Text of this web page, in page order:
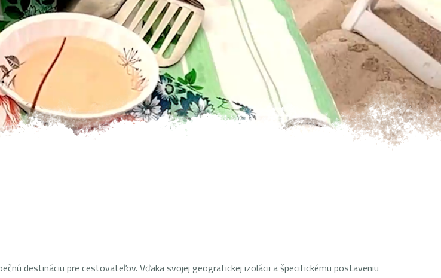
JASKYNE SOKOTRY
EKOTURISTIKA, EKO KEMPY
MAREC 2027
APRÍL 2027
GALÉRIA MOJICH EXPEDÍCIÍ
RECENZIE
destináciu pre cestovateľov. Vďaka svojej geografickej izolácii a špecifickému postaveniu